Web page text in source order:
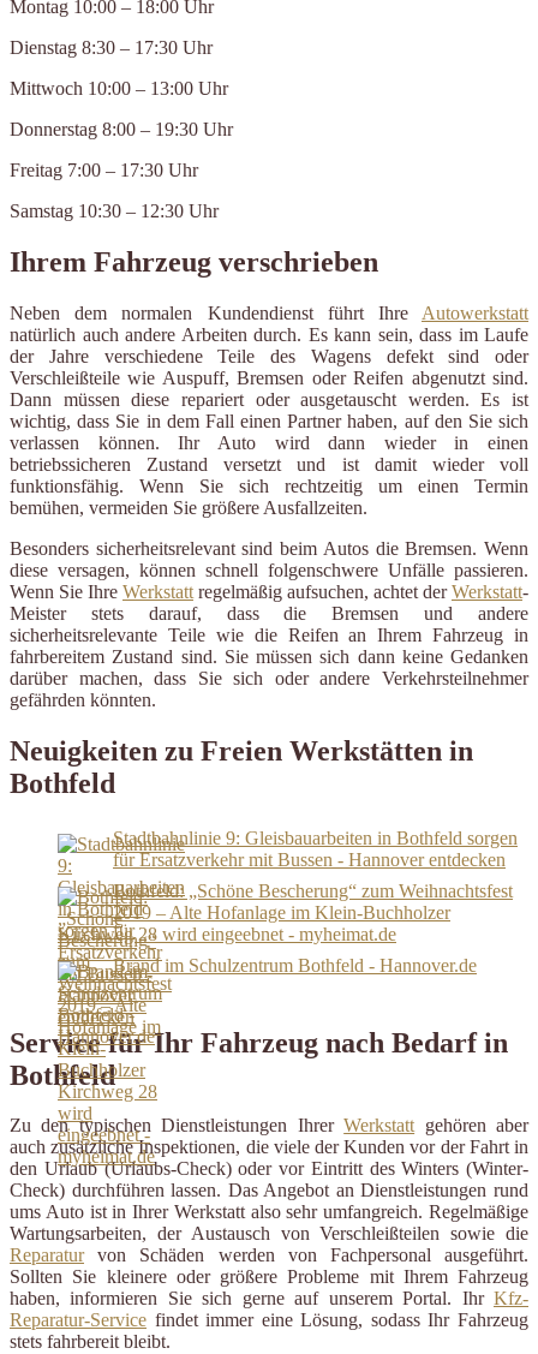
Montag 10:00 – 18:00 Uhr
Dienstag 8:30 – 17:30 Uhr
Mittwoch 10:00 – 13:00 Uhr
Donnerstag 8:00 – 19:30 Uhr
Freitag 7:00 – 17:30 Uhr
Samstag 10:30 – 12:30 Uhr
Ihrem Fahrzeug verschrieben
Neben dem normalen Kundendienst führt Ihre Autowerkstatt
natürlich auch andere Arbeiten durch. Es kann sein, dass im Laufe
der Jahre verschiedene Teile des Wagens defekt sind oder
Verschleißteile wie Auspuff, Bremsen oder Reifen abgenutzt sind.
Dann müssen diese repariert oder ausgetauscht werden. Es ist
wichtig, dass Sie in dem Fall einen Partner haben, auf den Sie sich
verlassen können. Ihr Auto wird dann wieder in einen
betriebssicheren Zustand versetzt und ist damit wieder voll
funktionsfähig. Wenn Sie sich rechtzeitig um einen Termin
bemühen, vermeiden Sie größere Ausfallzeiten.
Besonders sicherheitsrelevant sind beim Autos die Bremsen. Wenn
diese versagen, können schnell folgenschwere Unfälle passieren.
Wenn Sie Ihre Werkstatt regelmäßig aufsuchen, achtet derWerkstatt-
Meister stets darauf, dass die Bremsen und andere
sicherheitsrelevante Teile wie die Reifen an Ihrem Fahrzeug in
fahrbereitem Zustand sind. Sie müssen sich dann keine Gedanken
darüber machen, dass Sie sich oder andere Verkehrsteilnehmer
gefährden könnten.
Neuigkeiten zu Freien Werkstätten in
Bothfeld
Stadtbahnlinie 9: Gleisbauarbeiten in Bothfeld sorgen
für Ersatzverkehr mit Bussen - Hannover entdecken
Bothfeld: „Schöne Bescherung“ zum Weihnachtsfest
2019 – Alte Hofanlage im Klein-Buchholzer
Kirchweg 28 wird eingeebnet - myheimat.de
Brand im Schulzentrum Bothfeld - Hannover.de
Service für Ihr Fahrzeug nach Bedarf in
Bothfeld
Zu den typischen Dienstleistungen IhrerWerkstattgehören aber
auch zusätzliche Inspektionen, die viele der Kunden vor der Fahrt in
den Urlaub (Urlaubs-Check) oder vor Eintritt des Winters (Winter-
Check) durchführen lassen. Das Angebot an Dienstleistungen rund
ums Auto ist in Ihrer Werkstatt also sehr umfangreich. Regelmäßige
Wartungsarbeiten, der Austausch von Verschleißteilen sowie die
Reparaturvon Schäden werden von Fachpersonal ausgeführt.
Sollten Sie kleinere oder größere Probleme mit Ihrem Fahrzeug
haben, informieren Sie sich gerne auf unserem Portal. Ihr Kfz-
Reparatur-Service findet immer eine Lösung, sodass Ihr Fahrzeug
stets fahrbereit bleibt.